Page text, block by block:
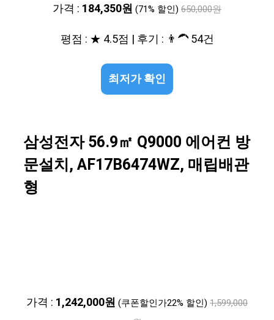
가격 : 184,350원 (71% 할인) 650,000원
평점 : ★ 4.5점 | 후기 : 👨‍🦱 54건
최저가 확인
삼성전자 56.9㎡ Q9000 에어컨 방
문설치, AF17B6474WZ, 매립배관
형
가격 : 1,242,000원 (쿠폰할인가22% 할인) 1,599,000